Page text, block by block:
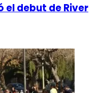
el debut de River